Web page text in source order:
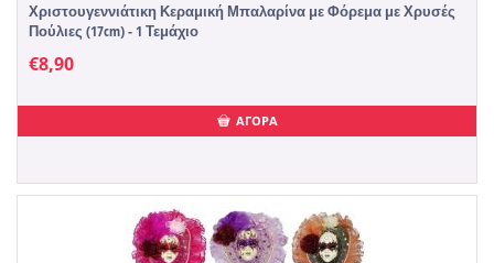
Χριστουγεννιάτικη Κεραμική Μπαλαρίνα με Φόρεμα με Χρυσές
Πούλιες (17cm) - 1 Τεμάχιο
€8,90
ΑΓΟΡΑ